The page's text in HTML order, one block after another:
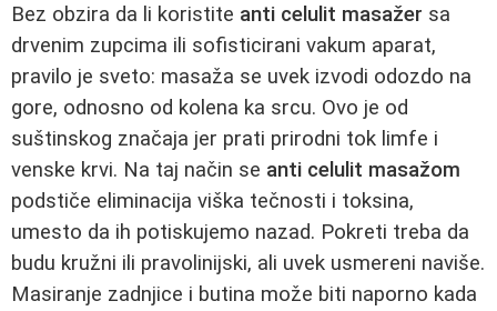
Bez obzira da li koristite anti celulit masažer sa
drvenim zupcima ili sofisticirani vakum aparat,
pravilo je sveto: masaža se uvek izvodi odozdo na
gore, odnosno od kolena ka srcu. Ovo je od
suštinskog značaja jer prati prirodni tok limfe i
venske krvi. Na taj način se anti celulit masažom
podstiče eliminacija viška tečnosti i toksina,
umesto da ih potiskujemo nazad. Pokreti treba da
budu kružni ili pravolinijski, ali uvek usmereni naviše.
Masiranje zadnjice i butina može biti naporno kada